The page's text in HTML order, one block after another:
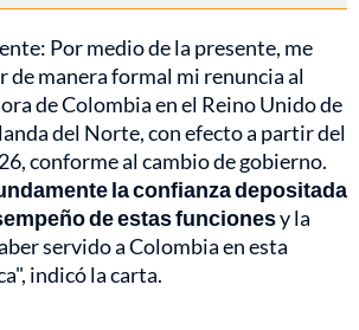
Por medio de la presente, me
de manera formal mi renuncia al
de Colombia en el Reino Unido de
del Norte, con efecto a partir del
conforme al cambio de gobierno.
la confianza depositada
de estas funcionesy la
servido a Colombia en esta
indicó la carta.